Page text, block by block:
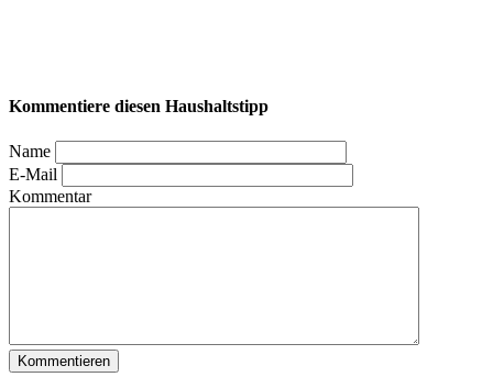
Kommentiere diesen Haushaltstipp
Name
E-Mail
Kommentar